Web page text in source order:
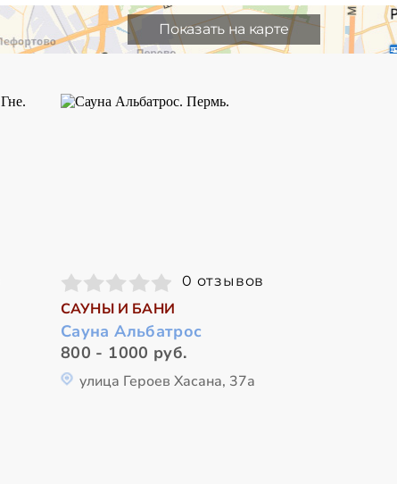
Показать на карте
0 отзывов
САУНЫ И БАНИ
Сауна Альбатрос
800 - 1000 руб.
улица Героев Хасана, 37а